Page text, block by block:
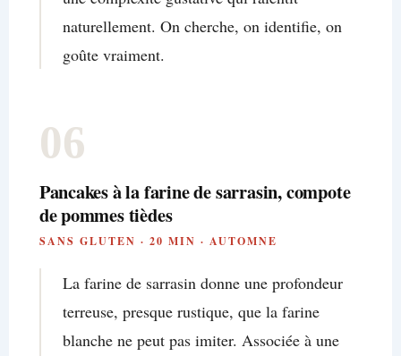
naturellement. On cherche, on identifie, on
goûte vraiment.
06
Pancakes à la farine de sarrasin, compote
de pommes tièdes
SANS GLUTEN · 20 MIN · AUTOMNE
La farine de sarrasin donne une profondeur
terreuse, presque rustique, que la farine
blanche ne peut pas imiter. Associée à une